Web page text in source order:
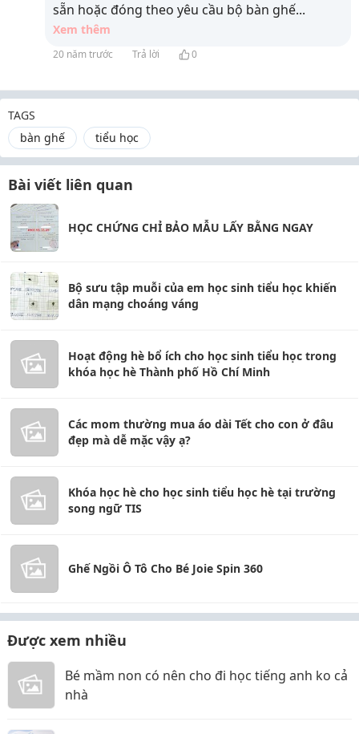
sẵn hoặc đóng theo yêu cầu bộ bàn ghế...
Xem thêm
20 năm trước Trả lời 0
TAGS
bàn ghế
tiểu học
Bài viết liên quan
HỌC CHỨNG CHỈ BẢO MẪU LẤY BẰNG NGAY
Bộ sưu tập muỗi của em học sinh tiểu học khiến
dân mạng choáng váng
Hoạt động hè bổ ích cho học sinh tiểu học trong
khóa học hè Thành phố Hồ Chí Minh
Các mom thường mua áo dài Tết cho con ở đâu
đẹp mà dễ mặc vậy ạ?
Khóa học hè cho học sinh tiểu học hè tại trường
song ngữ TIS
Ghế Ngồi Ô Tô Cho Bé Joie Spin 360
Được xem nhiều
Bé mầm non có nên cho đi học tiếng anh ko cả
nhà